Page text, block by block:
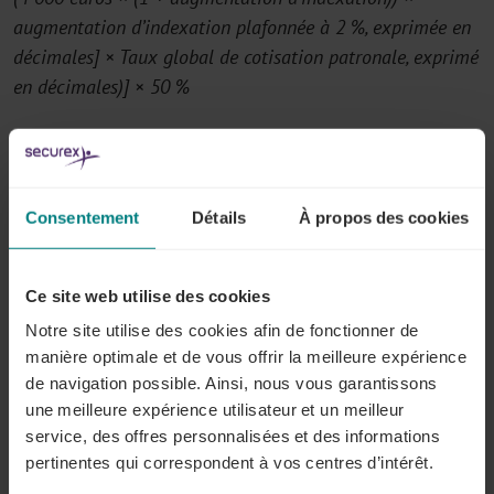
Consentement Détails À propos des cookies
Ce site web utilise des cookies
Notre site utilise des cookies afin de fonctionner de
manière optimale et de vous offrir la meilleure expérience
de navigation possible. Ainsi, nous vous garantissons
une meilleure expérience utilisateur et un meilleur
service, des offres personnalisées et des informations
pertinentes qui correspondent à vos centres d’intérêt.
augmentation d’indexation plafonnée à 2 %, exprimée en
décimales] × Taux global de cotisation patronale, exprimé
en décimales)] × 50 %
Exemple
juin2026et la cotisation de base est de 25 %. Un
travailleur travaille à temps plein et perçoit un salaire
de modération salariale temporaire se présente alors
comme suit :
[(6 080 – 4 000 * 1,02 * 1) * 0,02] + [(6 080 – 4 000 *
1,02 * 1) * 0,02 * 0,25] / 2
(6 080 – 4 080) * 2 % + [(6 080 – 4 080) * 2 % * 25 %] /